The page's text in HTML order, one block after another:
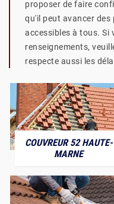
proposer de faire
qu'il peut avancer
accessibles à tous. Si
renseignements,
respecte aussi les
COUVREUR 52 HAUTE-
MARNE